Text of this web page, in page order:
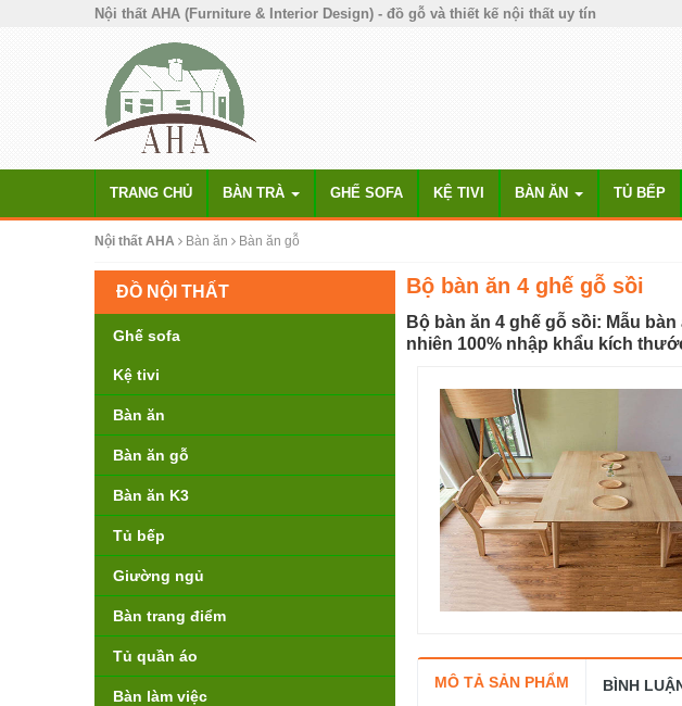
Nội thất AHA (Furniture & Interior Design) - đồ gỗ và thiết kế nội thất uy tín
TRANG CHỦ BÀN TRÀ GHẾ SOFA KỆ TIVI BÀN ĂN TỦ BẾP
Nội thất AHA Bàn ăn Bàn ăn gỗ
Bộ bàn ăn 4 ghế gỗ sồi
Bộ bàn ăn 4 ghế gỗ sồi: Mẫu
nhiên 100% nhập khẩu kích
MÔ TẢ SẢN PHẨM BÌNH
ĐỒ NỘI THẤT
Ghế sofa
Kệ tivi
Bàn ăn
Bàn ăn gỗ
Bàn ăn K3
Tủ bếp
Giường ngủ
Bàn trang điểm
Tủ quần áo
Bàn làm việc